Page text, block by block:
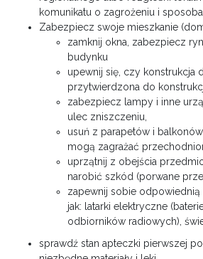
komunikatu o zagrożeniu i
Zabezpiecz swoje mieszkanie
zamknij okna, zabezpiecz
budynku
upewnij się, czy konstrukcja
przytwierdzona do
zabezpiecz lampy i inne
ulec zniszczeniu,
usuń z parapetów i
mogą zagrażać
uprzątnij z obejścia
narobić szkód (porwane
zapewnij sobie odpowiednią
jak: latarki elektryczne
odbiorników radiowych),
sprawdź stan apteczki pierwszej